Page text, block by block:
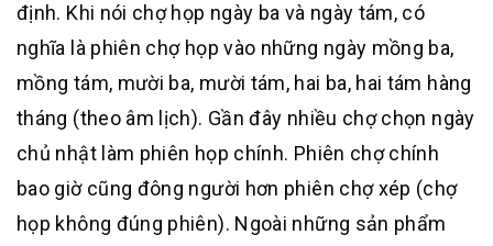
định. Khi nói chợ họp ngày ba và ngày tám, có
nghĩa là phiên chợ họp vào những ngày mồng ba,
mồng tám, mười ba, mười tám, hai ba, hai tám hàng
tháng (theo âm lịch). Gần đây nhiều chợ chọn ngày
chủ nhật làm phiên họp chính. Phiên chợ chính
bao giờ cũng đông người hơn phiên chợ xép (chợ
họp không đúng phiên). Ngoài những sản phẩm